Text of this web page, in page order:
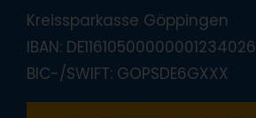
Kreissparkasse Göppingen
IBAN: DE11610500000001234026
BIC-/SWIFT: GOPSDE6GXXX